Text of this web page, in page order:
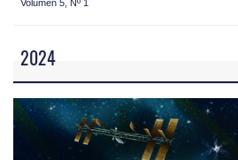
Volumen 5, Nº 1
2024